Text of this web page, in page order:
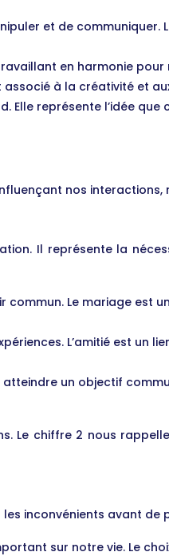
et de communiquer.
en harmonie
à la créativité et
Elle représente l’idée
nos
Il représente la
Le mariage est
L’amitié est un
un objectif
Le chiffre 2 nous
inconvénients avant de
sur notre vie. Le